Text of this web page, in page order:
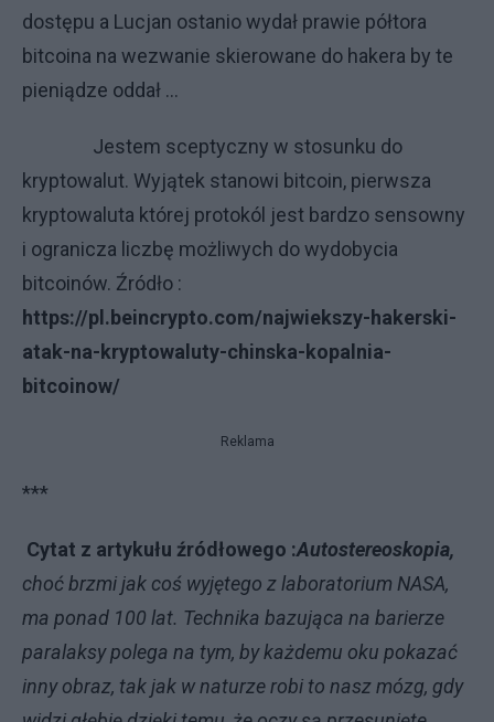
dostępu a Lucjan ostanio wydał prawie półtora
bitcoina na wezwanie skierowane do hakera by te
pieniądze oddał …
Jestem sceptyczny w stosunku do
kryptowalut. Wyjątek stanowi bitcoin, pierwsza
kryptowaluta której protokól jest bardzo sensowny
i ogranicza liczbę możliwych do wydobycia
bitcoinów. Źródło :
https://pl.beincrypto.com/najwiekszy-hakerski-
atak-na-kryptowaluty-chinska-kopalnia-
bitcoinow/
Reklama
***
Cytat z artykułu źródłowego :Autostereoskopia,
choć brzmi jak coś wyjętego z laboratorium NASA,
ma ponad 100 lat. Technika bazująca na barierze
paralaksy polega na tym, by każdemu oku pokazać
inny obraz, tak jak w naturze robi to nasz mózg, gdy